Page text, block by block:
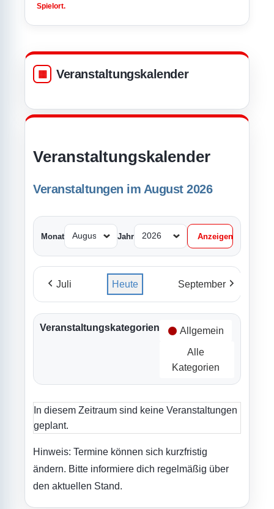
Spielort.
Veranstaltungskalender
Veranstaltungskalender
Veranstaltungen im August 2026
Monat Jahr
Juli Heute September
Veranstaltungskategorien Allgemein
Alle
Kategorien
In diesem Zeitraum sind keine Veranstaltungen
geplant.
Hinweis: Termine können sich kurzfristig
ändern. Bitte informiere dich regelmäßig über
den aktuellen Stand.